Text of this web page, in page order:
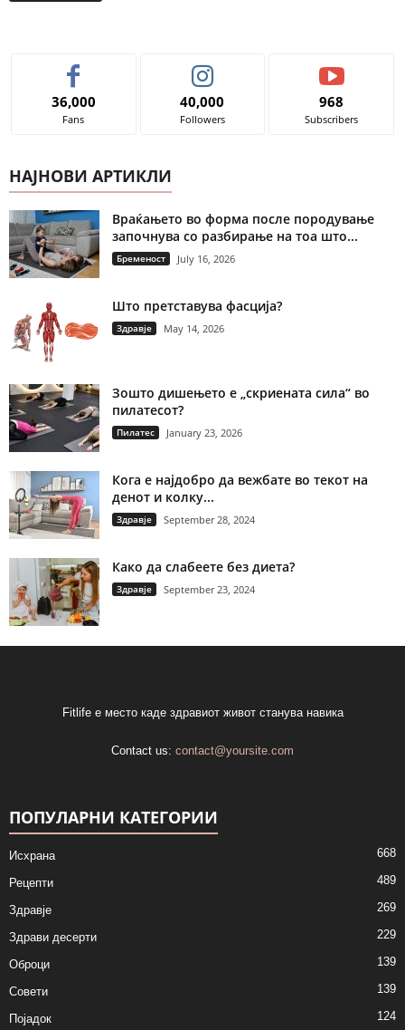
36,000
Fans
40,000
Followers
968
Subscribers
НАЈНОВИ АРТИКЛИ
Враќањето во форма после породување
започнува со разбирање на тоа што...
Бременост July 16, 2026
Што претставува фасција?
Здравје May 14, 2026
Зошто дишењето е „скриената сила“ во
пилатесот?
Пилатес January 23, 2026
Кога е најдобро да вежбате во текот на
денот и колку...
Здравје September 28, 2024
Како да слабеете без диета?
Здравје September 23, 2024
Fitlife е место каде здравиот живот станува навика
Contact us: contact@yoursite.com
ПОПУЛАРНИ КАТЕГОРИИ
Исхрана 668
Рецепти 489
Здравје 269
Здрави десерти 229
Оброци 139
Совети 139
Појадок 124